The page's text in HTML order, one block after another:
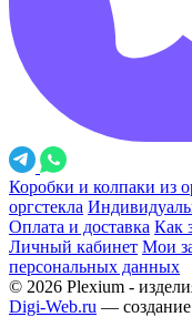
Коробки и колпаки из
оргстекла
Оплата и доставка Как
Личный кабинет Мои
персональных данных
© 2026 Plexium -
Digi-Web.ru — создание